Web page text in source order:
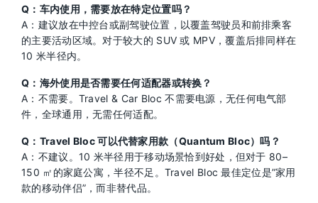
Q：车内使用，需要放在特定位置吗？
A：建议放在中控台或副驾驶位置，以覆盖驾驶员和前排乘客
的主要活动区域。对于较大的 SUV 或 MPV，覆盖后排同样在
10 米半径内。
Q：海外使用是否需要任何适配器或转换？
A：不需要。Travel & Car Bloc 不需要电源，无任何电气部
件，全球通用，无需任何适配。
Q：Travel Bloc 可以代替家用款（Quantum Bloc）吗？
A：不建议。10 米半径用于移动场景恰到好处，但对于 80–
150 ㎡的家庭公寓，半径不足。Travel Bloc 最佳定位是”家用
款的移动伴侣”，而非替代品。